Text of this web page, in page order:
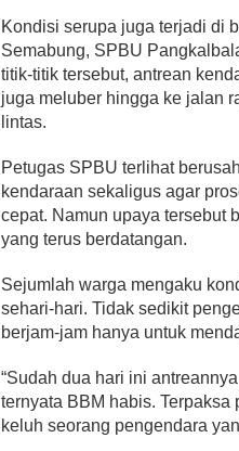
Kondisi serupa juga terjadi di
Semabung, SPBU
titik-titik tersebut, antrean
juga meluber hingga ke jalan
lintas.
Petugas SPBU terlihat
kendaraan sekaligus agar
cepat. Namun upaya tersebut
yang terus berdatangan.
Sejumlah warga mengaku
sehari-hari. Tidak sedikit
berjam-jam hanya untuk
“Sudah dua hari ini
ternyata BBM habis.
keluh seorang pengendara